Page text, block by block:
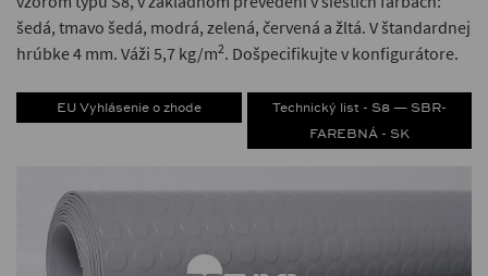
šedá, tmavo šedá, modrá, zelená, červená a žltá. V štandardnej
hrúbke 4 mm. Váži 5,7 kg/m2. Došpecifikujte v konfigurátore.
EU Vyhlásenie o zhode
Technický list - S8 — SBR-
FAREBNÁ - SK